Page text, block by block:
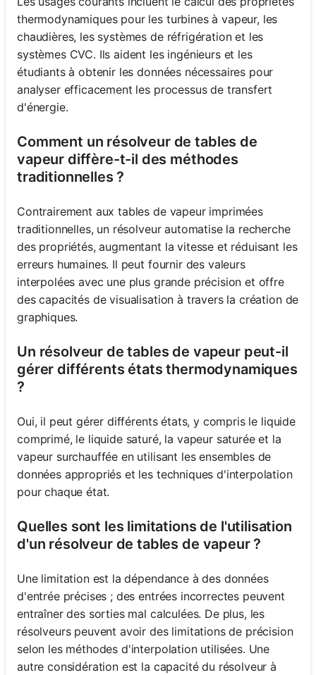
thermodynamiques pour les turbines à vapeur, les
chaudières, les systèmes de réfrigération et les
systèmes CVC. Ils aident les ingénieurs et les
étudiants à obtenir les données nécessaires pour
analyser efficacement les processus de transfert
d'énergie.
Comment un résolveur de tables de
vapeur diffère-t-il des méthodes
traditionnelles ?
Contrairement aux tables de vapeur imprimées
traditionnelles, un résolveur automatise la recherche
des propriétés, augmentant la vitesse et réduisant les
erreurs humaines. Il peut fournir des valeurs
interpolées avec une plus grande précision et offre
des capacités de visualisation à travers la création de
graphiques.
Un résolveur de tables de vapeur peut-il
gérer différents états thermodynamiques
?
Oui, il peut gérer différents états, y compris le liquide
comprimé, le liquide saturé, la vapeur saturée et la
vapeur surchauffée en utilisant les ensembles de
données appropriés et les techniques d'interpolation
pour chaque état.
Quelles sont les limitations de l'utilisation
d'un résolveur de tables de vapeur ?
Une limitation est la dépendance à des données
d'entrée précises ; des entrées incorrectes peuvent
entraîner des sorties mal calculées. De plus, les
résolveurs peuvent avoir des limitations de précision
selon les méthodes d'interpolation utilisées. Une
autre considération est la capacité du résolveur à